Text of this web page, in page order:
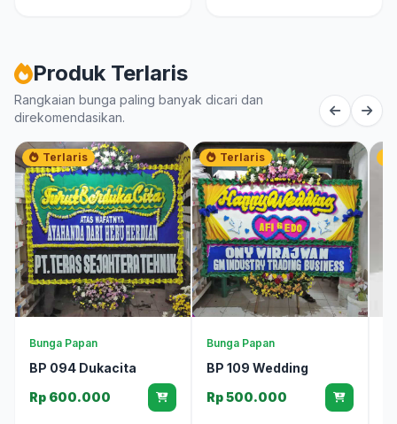
Produk Terlaris
Rangkaian bunga paling banyak dicari dan
direkomendasikan.
Terlaris
Bunga Papan
BP 094 Dukacita
Rp 600.000
Terlaris
Bunga Papan
BP 109 Wedding
Rp 500.000